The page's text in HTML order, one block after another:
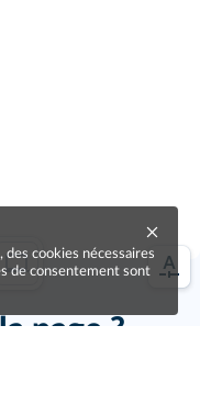
page ?
cookies nécessaires
de consentement sont